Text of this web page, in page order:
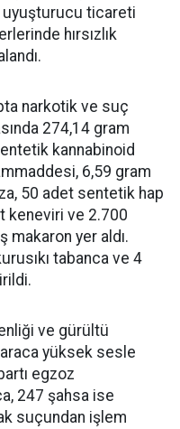
uyuşturucu ticareti
hırsızlık
narkotik ve suç
274,14 gram
kannabinoid
6,59 gram
50 adet sentetik hap
keneviri ve 2.700
yer aldı.
tabanca ve 4
ve gürültü
yüksek sesle
egzoz
247 şahsa ise
suçundan işlem